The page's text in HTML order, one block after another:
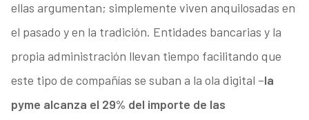
ellas argumentan; simplemente viven anquilosadas en
el pasado y en la tradición. Entidades bancarias y la
propia administración llevan tiempo facilitando que
este tipo de compañías se suban a la ola digital –la
pyme alcanza el 29% del importe de las